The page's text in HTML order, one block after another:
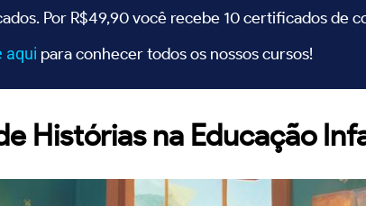
Por R$49,90 você recebe 10 certificados de
aqui para conhecer todos os nossos cursos!
Histórias na Educação